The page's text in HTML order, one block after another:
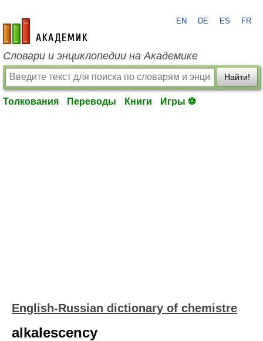
academic.ru
EN DE ES FR
Словари и энциклопедии на Академике
Найти!
Толкования Переводы Книги Игры ⚽
English-Russian dictionary of chemistre
alkalescency